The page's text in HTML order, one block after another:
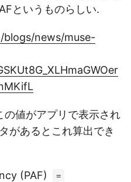
というものらしい.
news/muse-
値がアプリで表示され
があるとこれ算出でき
(PAF) =